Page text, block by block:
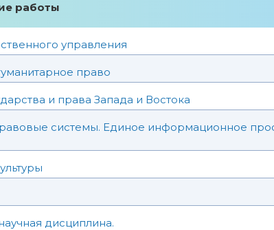
работы
управления
право
и права Запада и Востока
системы. Единое информационное
дисциплина.